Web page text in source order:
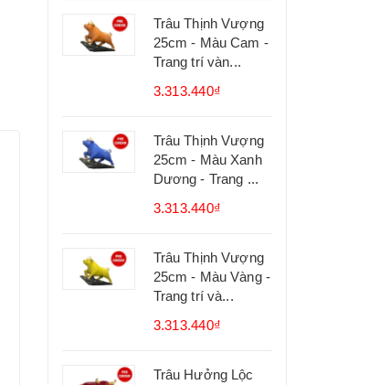
Trâu Thịnh Vượng
25cm - Màu Cam -
Trang trí vàn...
3.313.440₫
Trâu Thịnh Vượng
25cm - Màu Xanh
Dương - Trang ...
3.313.440₫
Trâu Thịnh Vượng
25cm - Màu Vàng -
Trang trí và...
3.313.440₫
Trâu Hưởng Lộc